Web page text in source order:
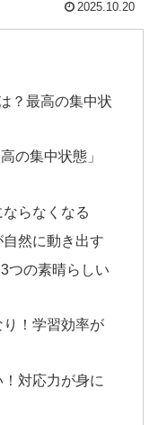
2025.10.20
？最高の集中状
の集中状態」
らなくなる
然に動き出す
つの素晴らしい
！学習効率が
対応力が身に